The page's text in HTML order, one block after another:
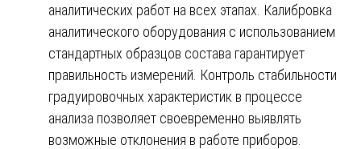
аналитических работ на всех этапах. Калибровка
аналитического оборудования с использованием
стандартных образцов состава гарантирует
правильность измерений. Контроль стабильности
градуировочных характеристик в процессе
анализа позволяет своевременно выявлять
возможные отклонения в работе приборов.